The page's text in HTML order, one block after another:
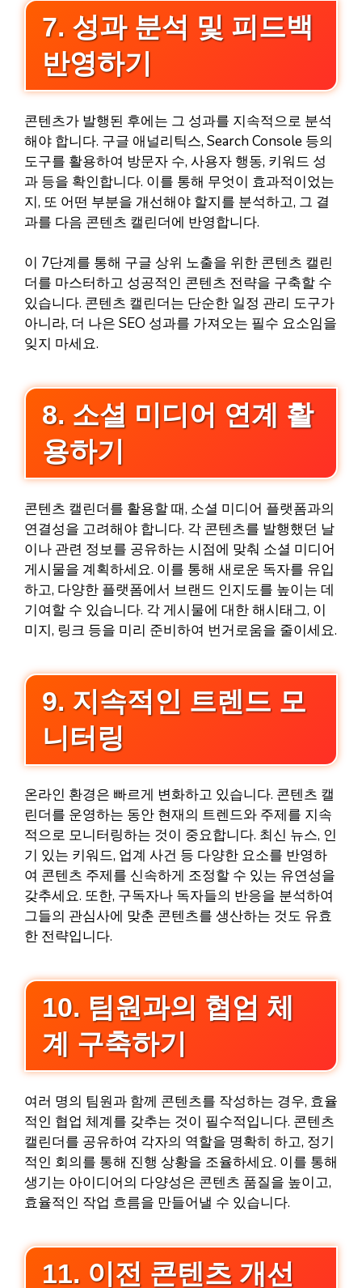
7. 성과 분석 및 피드백
반영하기
콘텐츠가 발행된 후에는 그 성과를 지속적으로 분석
해야 합니다. 구글 애널리틱스, Search Console 등의
도구를 활용하여 방문자 수, 사용자 행동, 키워드 성
과 등을 확인합니다. 이를 통해 무엇이 효과적이었는
지, 또 어떤 부분을 개선해야 할지를 분석하고, 그 결
과를 다음 콘텐츠 캘린더에 반영합니다.
이 7단계를 통해 구글 상위 노출을 위한 콘텐츠 캘린
더를 마스터하고 성공적인 콘텐츠 전략을 구축할 수
있습니다. 콘텐츠 캘린더는 단순한 일정 관리 도구가
아니라, 더 나은 SEO 성과를 가져오는 필수 요소임을
잊지 마세요.
8. 소셜 미디어 연계 활
용하기
콘텐츠 캘린더를 활용할 때, 소셜 미디어 플랫폼과의
연결성을 고려해야 합니다. 각 콘텐츠를 발행했던 날
이나 관련 정보를 공유하는 시점에 맞춰 소셜 미디어
게시물을 계획하세요. 이를 통해 새로운 독자를 유입
하고, 다양한 플랫폼에서 브랜드 인지도를 높이는 데
기여할 수 있습니다. 각 게시물에 대한 해시태그, 이
미지, 링크 등을 미리 준비하여 번거로움을 줄이세요.
9. 지속적인 트렌드 모
니터링
온라인 환경은 빠르게 변화하고 있습니다. 콘텐츠 캘
린더를 운영하는 동안 현재의 트렌드와 주제를 지속
적으로 모니터링하는 것이 중요합니다. 최신 뉴스, 인
기 있는 키워드, 업계 사건 등 다양한 요소를 반영하
여 콘텐츠 주제를 신속하게 조정할 수 있는 유연성을
갖추세요. 또한, 구독자나 독자들의 반응을 분석하여
그들의 관심사에 맞춘 콘텐츠를 생산하는 것도 유효
한 전략입니다.
10. 팀원과의 협업 체
계 구축하기
여러 명의 팀원과 함께 콘텐츠를 작성하는 경우, 효율
적인 협업 체계를 갖추는 것이 필수적입니다. 콘텐츠
캘린더를 공유하여 각자의 역할을 명확히 하고, 정기
적인 회의를 통해 진행 상황을 조율하세요. 이를 통해
생기는 아이디어의 다양성은 콘텐츠 품질을 높이고,
효율적인 작업 흐름을 만들어낼 수 있습니다.
11. 이전 콘텐츠 개선